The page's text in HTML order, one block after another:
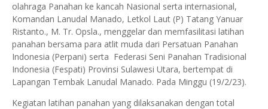
olahraga Panahan ke kancah Nasional serta internasional,
Komandan Lanudal Manado, Letkol Laut (P) Tatang Yanuar
Ristanto., M. Tr. Opsla., menggelar dan memfasilitasi latihan
panahan bersama para atlit muda dari Persatuan Panahan
Indonesia (Perpani) serta Federasi Seni Panahan Tradisional
Indonesia (Fespati) Provinsi Sulawesi Utara, bertempat di
Lapangan Tembak Lanudal Manado. Pada Minggu (19/2/23).
Kegiatan latihan panahan yang dilaksanakan dengan total